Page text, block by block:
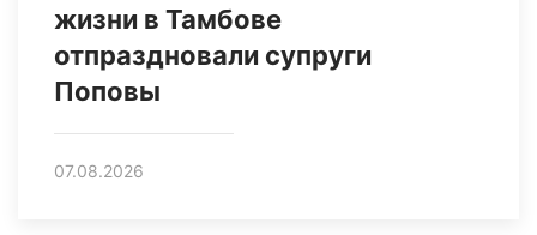
жизни в Тамбове
отпраздновали супруги
Поповы
07.08.2026